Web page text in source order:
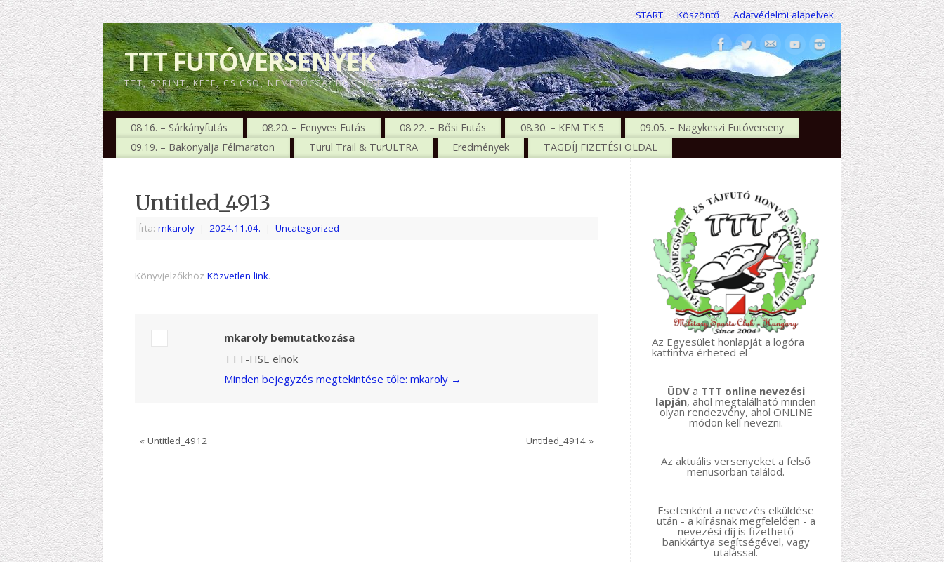
START Köszöntő Adatvédelmi alapelvek
TTT FUTÓVERSENYEK
TTT, SPRINT, KEFE, CSICSÓ, NEMESÓCSA, BŐS, MSE, GTC
08.16. – Sárkányfutás 08.20. – Fenyves Futás 08.22. – Bősi Futás 08.30. – KEM TK 5.
09.05. – Nagykeszi Futóverseny
09.19. – Bakonyalja Félmaraton
Turul Trail & TurULTRA Eredmények TAGDÍJ FIZETÉSI OLDAL
Untitled_4913
Írta: mkaroly | 2024.11.04. | Uncategorized
Könyvjelzőkhöz Közvetlen link.
mkaroly bemutatkozása
TTT-HSE elnök
Minden bejegyzés megtekintése tőle: mkaroly →
«Untitled_4912 Untitled_4914 »
Az Egyesület honlapját a logóra
kattintva érheted el
ÜDV a TTT online nevezési
lapján, ahol megtalálható minden
olyan rendezvény, ahol ONLINE
módon kell nevezni.
Az aktuális versenyeket a felső
menüsorban találod.
Esetenként a nevezés elküldése
után - a kiírásnak megfelelően - a
nevezési díj is fizethető
bankkártya segítségével, vagy
utalással.